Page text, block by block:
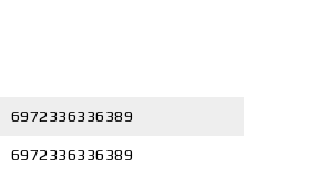
6972336336389
6972336336389